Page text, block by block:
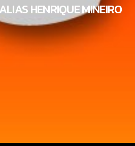
HENRIQUE MINEIRO